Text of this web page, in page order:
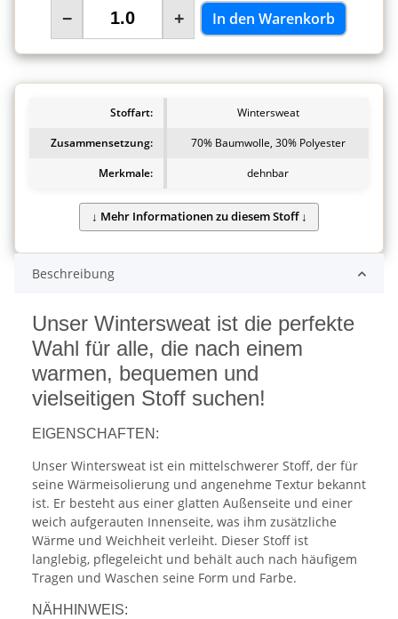
− + In den Warenkorb
Stoffart:
Wintersweat
Zusammensetzung:
70% Baumwolle, 30% Polyester
Merkmale:
dehnbar
Beschreibung
Unser Wintersweat ist die perfekte
Wahl für alle, die nach einem
warmen, bequemen und
vielseitigen Stoff suchen!
EIGENSCHAFTEN:
Unser Wintersweat ist ein mittelschwerer Stoff, der für
seine Wärmeisolierung und angenehme Textur bekannt
ist. Er besteht aus einer glatten Außenseite und einer
weich aufgerauten Innenseite, was ihm zusätzliche
Wärme und Weichheit verleiht. Dieser Stoff ist
langlebig, pflegeleicht und behält auch nach häufigem
Tragen und Waschen seine Form und Farbe.
NÄHHINWEIS: